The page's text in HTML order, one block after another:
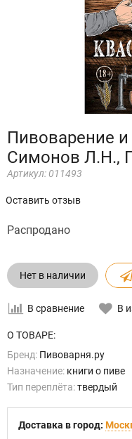
Пивоварение
Симонов Л.Н.,
Артикул: 011493
Оставить отзыв
Распродано
Нет в наличии
В сравнение В
О ТОВАРЕ:
Бренд: Пивоварня.ру
Назначение: книги о пиве
Тип переплёта:твердый
Доставка в город: